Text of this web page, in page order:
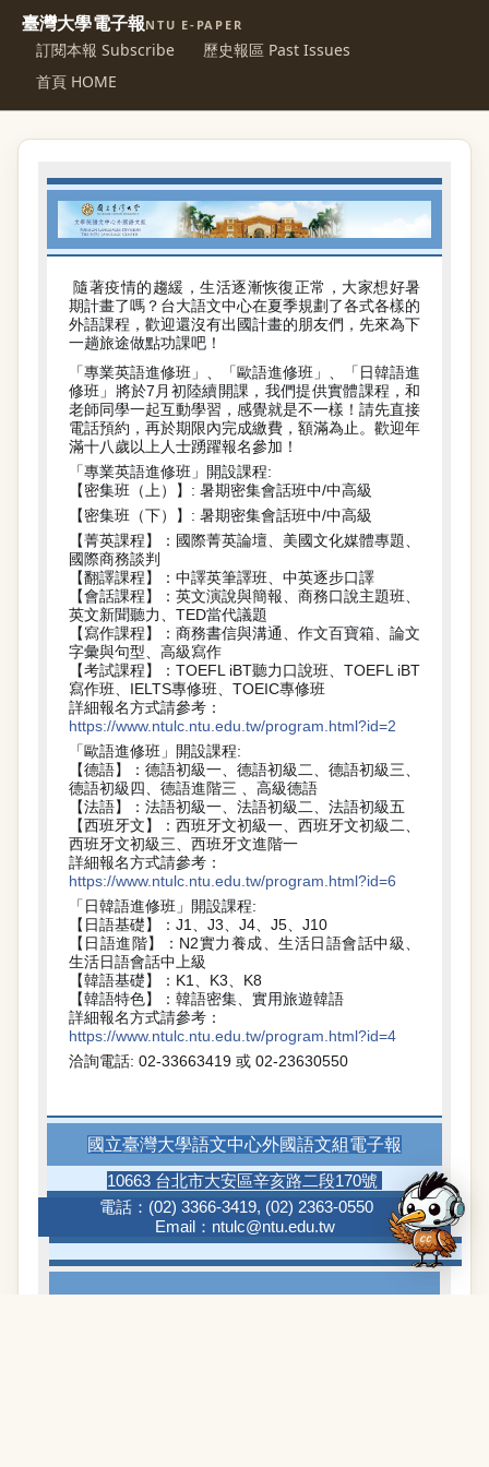
臺灣大學電子報NTU E-PAPER
訂閱本報 Subscribe
歷史報區 Past Issues
首頁 HOME
隨著疫情的趨緩，生活逐漸恢復正常，大家想好暑
期計畫了嗎？台大語文中心在夏季規劃了各式各樣的
外語課程，歡迎還沒有出國計畫的朋友們，先來為下
一趟旅途做點功課吧！
「專業英語進修班」、「歐語進修班」、「日韓語進
修班」將於7月初陸續開課，我們提供實體課程，和
老師同學一起互動學習，感覺就是不一樣！請先直接
電話預約，再於期限內完成繳費，額滿為止。歡迎年
滿十八歲以上人士踴躍報名參加！
「專業英語進修班」開設課程:
【密集班（上）】 : 暑期密集會話班中/中高級
【密集班（下）
】 : 暑期密集會話班中/中高級
【菁英課程】：國際菁英論壇、美國文化媒體專題、
國際商務談判
【翻譯課程】：中譯英筆譯班、中英逐步口譯
【會話課程】：英文演說與簡報、商務口說主題班、
英文新聞聽力、TED當代議題
【寫作課程】：商務書信與溝通、作文百寶箱、論文
字彙與句型、高級寫作
【考試課程】：TOEFL iBT聽力口說班、TOEFL iBT
寫作班、IELTS專修班、TOEIC專修班
詳細報名方式請參考：
https://www.ntulc.ntu.edu.tw/program.html?id=2
「歐語進修班」開設課程:
【德語】：德語初級一、德語初級二、德語初級三、
德語初級四、德語進階三 、高級德語
【法語】：法語初級一、法語初級二、法語初級五
【西班牙文】：西班牙文初級一、西班牙文初級二、
西班牙文初級三、西班牙文進階一
詳細報名方式請參考：
https://www.ntulc.ntu.edu.tw/program.html?id=6
「日韓語進修班」開設課程:
【日語基礎】：J1、J3、J4、J5、J10
【日語進階】：N2實力養成、生活日語會話中級、
生活日語會話中上級
【韓語基礎】：K1、K3、K8
【韓語特色】：韓語密集、實用旅遊韓語
詳細報名方式請參考：
https://www.ntulc.ntu.edu.tw/program.html?id=4
洽詢電話: 02-33663419 或 02-23630550
國立臺灣大學語文中心外國語文組電子報
10663 台北市大安區辛亥路二段170號
電話： (02) 3366-3419, (02) 2363-0550
Email： ntulc@ntu.edu.tw